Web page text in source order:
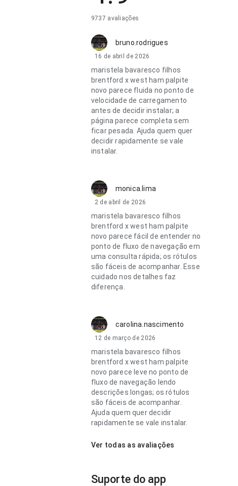
9737 avaliações
bruno.rodrigues
16 de abril de 2026
maristela bavaresco filhos
brentford x west ham palpite
novo parece fluida no ponto de
velocidade de carregamento
antes de decidir instalar; a
página parece completa sem
ficar pesada. Ajuda quem quer
decidir rapidamente se vale
instalar.
monica.lima
2 de abril de 2026
maristela bavaresco filhos
brentford x west ham palpite
novo parece fácil de entender no
ponto de fluxo de navegação em
uma consulta rápida; os rótulos
são fáceis de acompanhar. Esse
cuidado nos detalhes faz
diferença.
carolina.nascimento
12 de março de 2026
maristela bavaresco filhos
brentford x west ham palpite
novo parece leve no ponto de
fluxo de navegação lendo
descrições longas; os rótulos
são fáceis de acompanhar.
Ajuda quem quer decidir
rapidamente se vale instalar.
Ver todas as avaliações
Suporte do app